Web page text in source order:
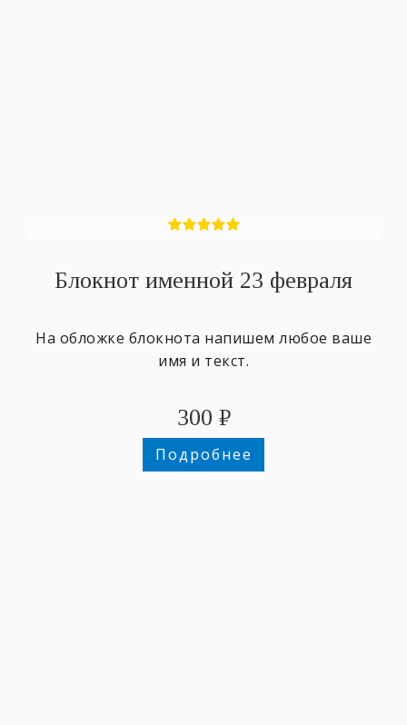
Блокнот именной 23 февраля
На обложке блокнота напишем любое ваше
имя и текст.
300 ₽
Подробнее